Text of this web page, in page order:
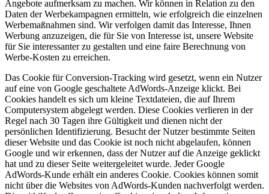
Angebote aufmerksam zu machen. Wir können in Relation zu den
Daten der Werbekampagnen ermitteln, wie erfolgreich die einzelnen
Werbemaßnahmen sind. Wir verfolgen damit das Interesse, Ihnen
Werbung anzuzeigen, die für Sie von Interesse ist, unsere Website
für Sie interessanter zu gestalten und eine faire Berechnung von
Werbe-Kosten zu erreichen.
Das Cookie für Conversion-Tracking wird gesetzt, wenn ein Nutzer
auf eine von Google geschaltete AdWords-Anzeige klickt. Bei
Cookies handelt es sich um kleine Textdateien, die auf Ihrem
Computersystem abgelegt werden. Diese Cookies verlieren in der
Regel nach 30 Tagen ihre Gültigkeit und dienen nicht der
persönlichen Identifizierung. Besucht der Nutzer bestimmte Seiten
dieser Website und das Cookie ist noch nicht abgelaufen, können
Google und wir erkennen, dass der Nutzer auf die Anzeige geklickt
hat und zu dieser Seite weitergeleitet wurde. Jeder Google
AdWords-Kunde erhält ein anderes Cookie. Cookies können somit
nicht über die Websites von AdWords-Kunden nachverfolgt werden.